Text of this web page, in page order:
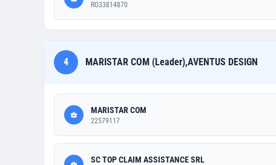
RO33814870
4 MARISTAR COM (Leader),AVENTUS DESIGN
MARISTAR COM
22579117
SC TOP CLAIM ASSISTANCE SRL